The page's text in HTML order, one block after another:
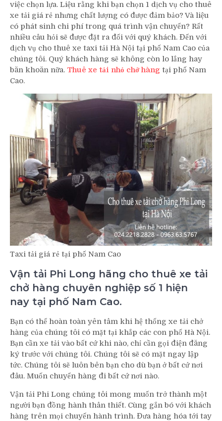
việc chọn lựa. Liệu rằng khi bạn chọn 1 dịch vụ cho thuê
xe tải giá rẻ nhưng chất lượng có được đảm bảo? Và liệu
có phát sinh chi phí trong quá trình vận chuyển? Rất
nhiều câu hỏi sẽ được đặt ra đối với quý khách. Đến với
dịch vụ cho thuê xe taxi tải Hà Nội tại phố Nam Cao của
chúng tôi. Quý khách hàng sẽ không còn lo lắng hay
băn khoăn nữa. Thuê xe tải nhỏ chở hàng tại phố Nam
Cao.
Taxi tải giá rẻ tại phố Nam Cao
Vận tải Phi Long hãng cho thuê xe tải
chở hàng chuyên nghiệp số 1 hiện
nay tại phố Nam Cao.
Bạn có thể hoàn toàn yên tâm khi hệ thống xe tải chở
hàng của chúng tôi có mặt tại khắp các con phố Hà Nội.
Bạn cần xe tải vào bất cứ khi nào, chỉ cần gọi điện đăng
ký trước với chúng tôi. Chúng tôi sẽ có mặt ngay lập
tức. Chúng tôi sẽ luôn bên bạn cho dù bạn ở bất cứ nơi
đâu. Muốn chuyển hàng đi bất cứ nơi nào.
Vận tải Phi Long chúng tôi mong muốn trở thành một
người bạn đồng hành thân thiết. Cùng gắn bó với khách
hàng trên mọi chuyến hành trình. Đưa hàng hóa tới tay